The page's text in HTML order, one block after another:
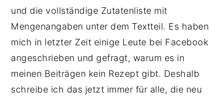
und die vollständige Zutatenliste mit
Mengenangaben unter dem Textteil. Es haben
mich in letzter Zeit einige Leute bei Facebook
angeschrieben und gefragt, warum es in
meinen Beiträgen kein Rezept gibt. Deshalb
schreibe ich das jetzt immer für alle, die neu